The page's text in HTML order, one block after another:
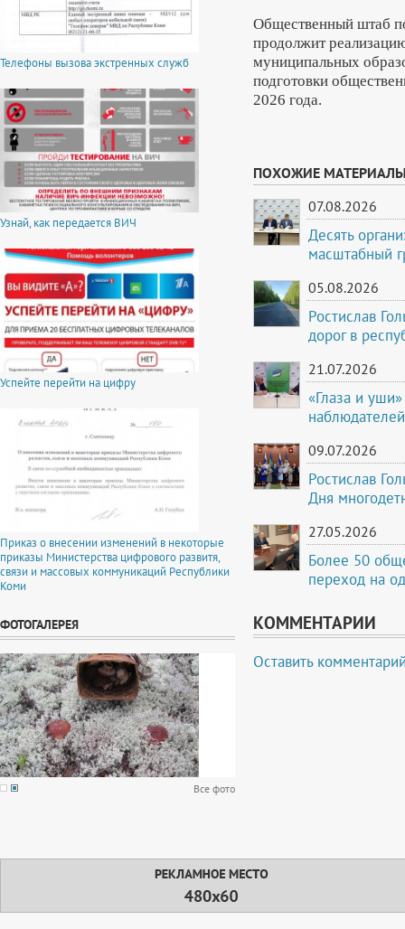
Телефоны вызова экстренных служб
Узнай, как передается ВИЧ
Успейте перейти на цифру
Приказ о внесении изменений в некоторые
приказы Министерства цифрового развитя,
связи и массовых коммуникаций Республики
Коми
ФОТОГАЛЕРЕЯ
Все фото
Общественный штаб
продолжит
муниципальных
подготовки
2026 года.
ПОХОЖИЕ
07.08.2026
Десять
масштабный
05.08.2026
Ростислав
дорог в
21.07.2026
«Глаза и
09.07.2026
Ростислав
Дня
27.05.2026
Более 50
переход на
КОММЕНТАРИИ
Оставить